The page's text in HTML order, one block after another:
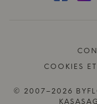
COOKIES
© 2007–2026